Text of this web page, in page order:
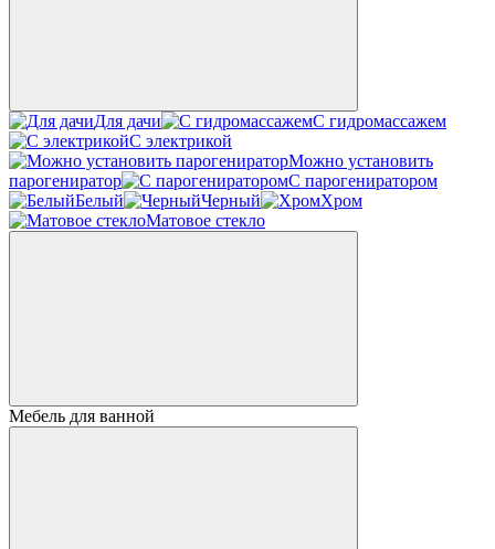
Для дачи
С гидромассажем
С электрикой
Можно установить
парогениратор
С парогениратором
Белый
Черный
Хром
Матовое стекло
Мебель для ванной